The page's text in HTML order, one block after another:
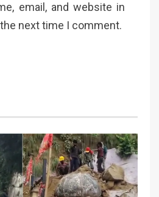
email, and website in
next time I comment.